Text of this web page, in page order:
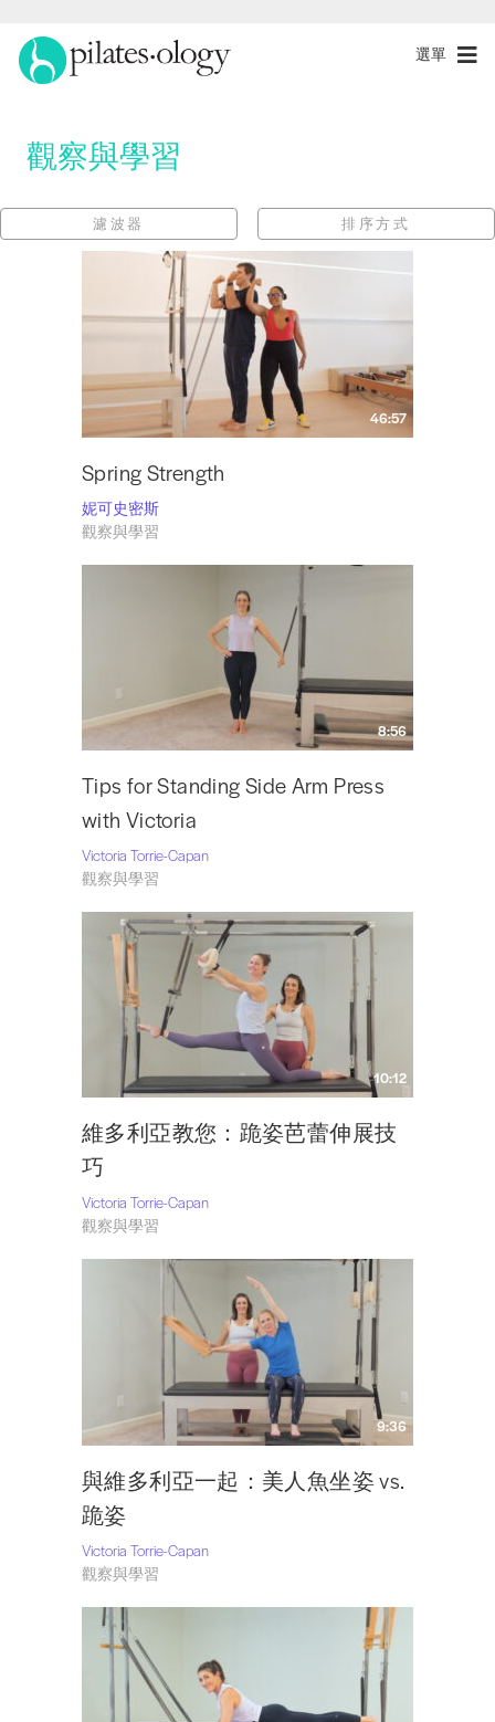
選單
觀察與學習
濾波器 排序方式
46:57
Spring Strength
妮可史密斯
觀察與學習
8:56
Tips for Standing Side Arm Press
with Victoria
Victoria Torrie-Capan
觀察與學習
10:12
維多利亞教您：跪姿芭蕾伸展技
巧
Victoria Torrie-Capan
觀察與學習
9:36
與維多利亞一起：美人魚坐姿 vs.
跪姿
Victoria Torrie-Capan
觀察與學習